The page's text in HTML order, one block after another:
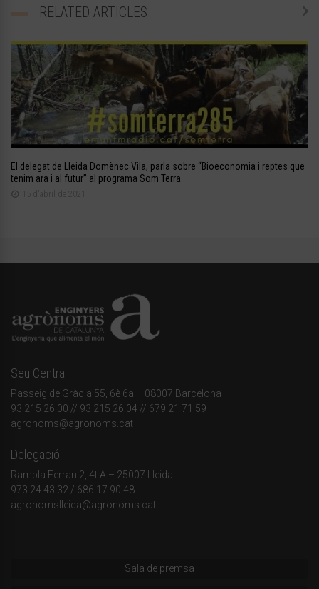
RELATED ARTICLES
El delegat de Lleida Domènec Vila, parla sobre “Bioeconomia i reptes que
tenim ara i al futur” al programa Som Terra
15 d'abril de 2021
Seu Central
Passeig de Gràcia 55, 6è 6a – 08007 Barcelona
93 215 26 00 // 93 215 26 04 // 679 21 71 59
agronoms@agronoms.cat
Delegació
Rambla Ferran 2, 4t A – 25007 Lleida
973 24 43 32 / 686 17 90 48
agronomslleida@agronoms.cat
Sala de premsa